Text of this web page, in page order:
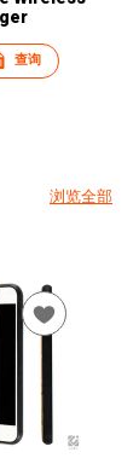
查询
浏览全部